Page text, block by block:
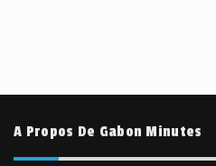
A Propos De Gabon Minutes